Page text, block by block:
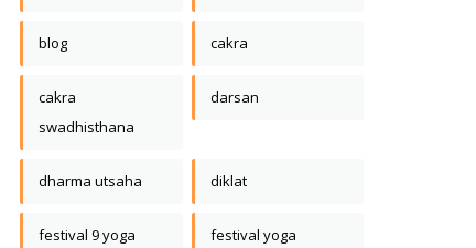
blog cakra
cakra
swadhisthana
darsan
dharma utsaha diklat
festival 9 yoga
festival yoga